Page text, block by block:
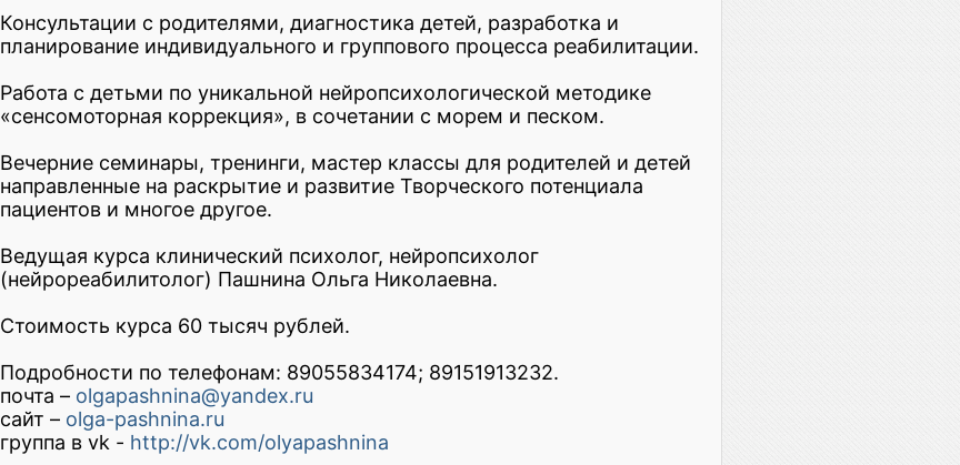
Консультации с родителями, диагностика детей, разработка и
планирование индивидуального и группового процесса реабилитации.
Работа с детьми по уникальной нейропсихологической методике
«сенсомоторная коррекция», в сочетании с морем и песком.
Вечерние семинары, тренинги, мастер классы для родителей и детей
направленные на раскрытие и развитие Творческого потенциала
пациентов и многое другое.
Ведущая курса клинический психолог, нейропсихолог
(нейрореабилитолог) Пашнина Ольга Николаевна.
Стоимость курса 60 тысяч рублей.
Подробности по телефонам: 89055834174; 89151913232.
почта – olgapashnina@yandex.ru
сайт – olga-pashnina.ru
группа в vk - http://vk.com/olyapashnina